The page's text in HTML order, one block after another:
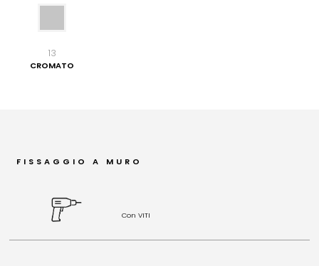
13
CROMATO
FISSAGGIO A MURO
Con VITI